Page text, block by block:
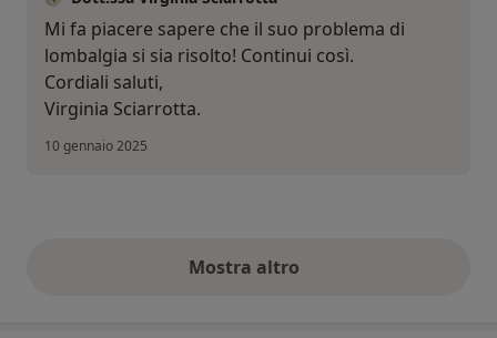
Mi fa piacere sapere che il suo problema di
lombalgia si sia risolto! Continui così.
Cordiali saluti,
Virginia Sciarrotta.
10 gennaio 2025
Mostra altroopinioni di cui sopra